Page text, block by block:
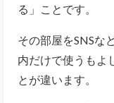
る」ことです。
その部屋をSNSな
内だけで使うもよ
とが違います。